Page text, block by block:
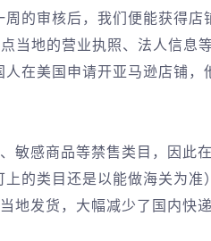
的审核后，我们便能获得店
当地的营业执照、法人信息
在美国申请开亚马逊店铺，
敏感商品等禁售类目，因此
的类目还是以能做海关为准
地发货，大幅减少了国内快